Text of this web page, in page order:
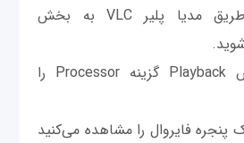
Chromecast از طریق مدیا پلیر VLC به بخش
حالا در بخش Playback گزینه Processor را
پنجره فایروال را مشاهده می‌کنید